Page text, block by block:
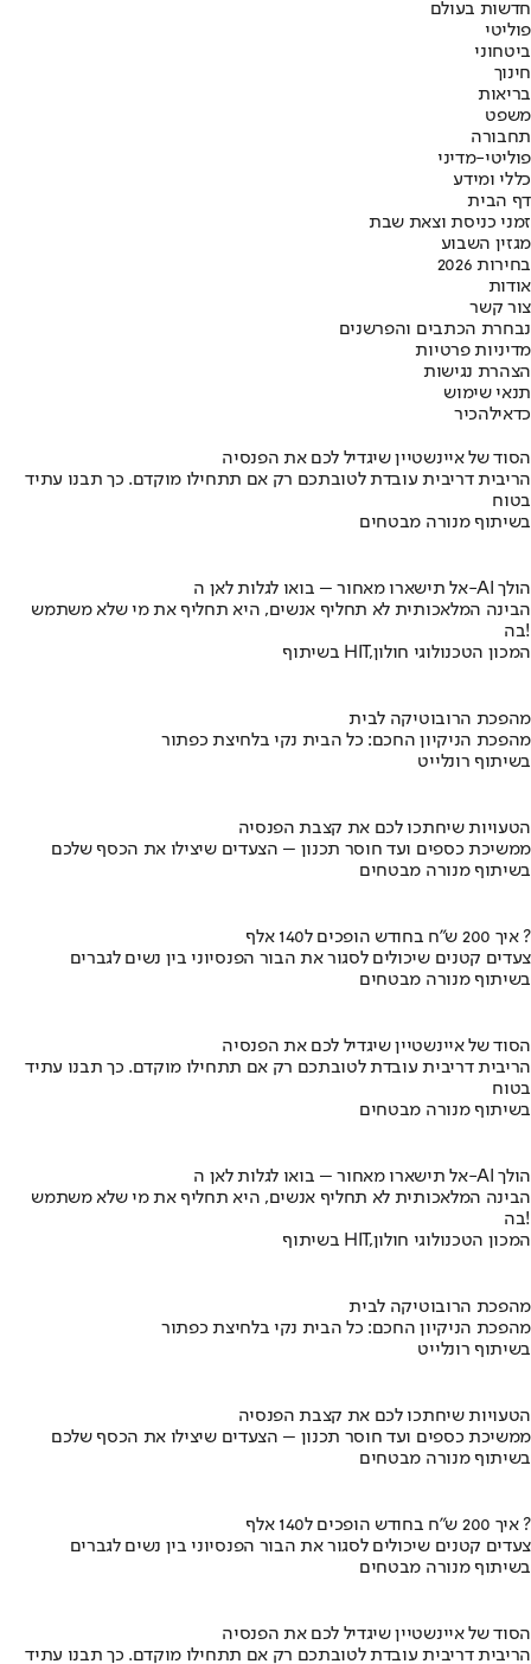
חדשות בעולם
פוליטי
ביטחוני
חינוך
בריאות
משפט
תחבורה
פוליטי-מדיני
כללי ומידע
דף הבית
זמני כניסת וצאת שבת
מגזין השבוע
בחירות 2026
אודות
צור קשר
נבחרת הכתבים והפרשנים
מדיניות פרטיות
הצהרת נגישות
תנאי שימוש
כדאילהכיר
הסוד של איינשטיין שיגדיל לכם את הפנסיה
הריבית דריבית עובדת לטובתכם רק אם תתחילו מוקדם. כך תבנו עתיד
בטוח
בשיתוף מנורה מבטחים
אל תישארו מאחור – בואו לגלות לאן ה-AI הולך
הבינה המלאכותית לא תחליף אנשים, היא תחליף את מי שלא משתמש
בה!
בשיתוף HIT,המכון הטכנולוגי חולון
מהפכת הרובוטיקה לבית
מהפכת הניקיון החכם: כל הבית נקי בלחיצת כפתור
בשיתוף רונלייט
הטעויות שיחתכו לכם את קצבת הפנסיה
ממשיכת כספים ועד חוסר תכנון – הצעדים שיצילו את הכסף שלכם
בשיתוף מנורה מבטחים
איך 200 ש"ח בחודש הופכים ל140 אלף ?
צעדים קטנים שיכולים לסגור את הבור הפנסיוני בין נשים לגברים
בשיתוף מנורה מבטחים
הסוד של איינשטיין שיגדיל לכם את הפנסיה
הריבית דריבית עובדת לטובתכם רק אם תתחילו מוקדם. כך תבנו עתיד
בטוח
בשיתוף מנורה מבטחים
אל תישארו מאחור – בואו לגלות לאן ה-AI הולך
הבינה המלאכותית לא תחליף אנשים, היא תחליף את מי שלא משתמש
בה!
בשיתוף HIT,המכון הטכנולוגי חולון
מהפכת הרובוטיקה לבית
מהפכת הניקיון החכם: כל הבית נקי בלחיצת כפתור
בשיתוף רונלייט
הטעויות שיחתכו לכם את קצבת הפנסיה
ממשיכת כספים ועד חוסר תכנון – הצעדים שיצילו את הכסף שלכם
בשיתוף מנורה מבטחים
איך 200 ש"ח בחודש הופכים ל140 אלף ?
צעדים קטנים שיכולים לסגור את הבור הפנסיוני בין נשים לגברים
בשיתוף מנורה מבטחים
הסוד של איינשטיין שיגדיל לכם את הפנסיה
הריבית דריבית עובדת לטובתכם רק אם תתחילו מוקדם. כך תבנו עתיד